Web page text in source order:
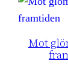
Mot